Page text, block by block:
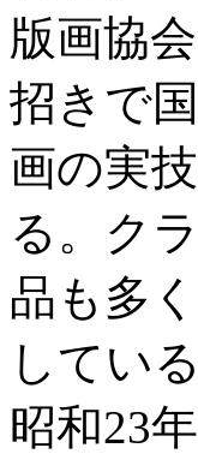
版画協
招きで
画の実
る。ク
品も多
してい
昭和23